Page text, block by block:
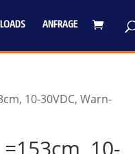
ANFRAGE
10-30VDC, Warn-
10-